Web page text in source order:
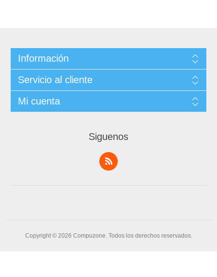
Información
Servicio al cliente
Mi cuenta
Siguenos
Copyright © 2026 Compuzone. Todos los derechos reservados.